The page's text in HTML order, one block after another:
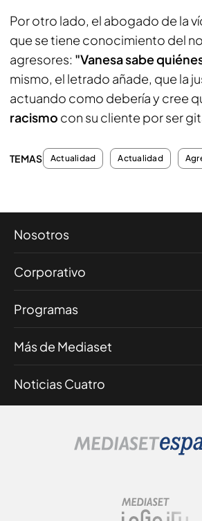
Por otro lado, el abogado de la
que se tiene conocimiento del
agresores: "Vanesa sabe
mismo, el letrado añade, que la
actuando como debería y cree
racismo con su cliente por ser
TEMAS Actualidad Actualidad
Nosotros
Corporativo
Programas
Más de Mediaset
Noticias Cuatro